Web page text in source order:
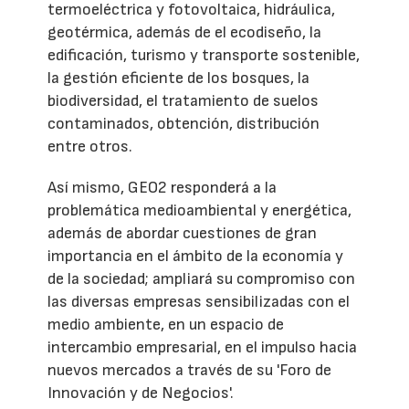
termoeléctrica y fotovoltaica, hidráulica,
geotérmica, además de el ecodiseño, la
edificación, turismo y transporte sostenible,
la gestión eficiente de los bosques, la
biodiversidad, el tratamiento de suelos
contaminados, obtención, distribución
entre otros.
Así mismo, GEO2 responderá a la
problemática medioambiental y energética,
además de abordar cuestiones de gran
importancia en el ámbito de la economía y
de la sociedad; ampliará su compromiso con
las diversas empresas sensibilizadas con el
medio ambiente, en un espacio de
intercambio empresarial, en el impulso hacia
nuevos mercados a través de su 'Foro de
Innovación y de Negocios'.